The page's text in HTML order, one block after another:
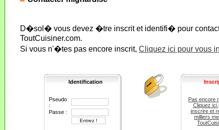
D�sol� vous devez �tre inscrit et identifi� pour
ToutCuisiner.com.
Si vous n'�tes pas encore inscrit, Cliquez ici pour vous
Identification
Pseudo
:
Passe :
Pas encore
Cliquez ici
inscrire et
milliers